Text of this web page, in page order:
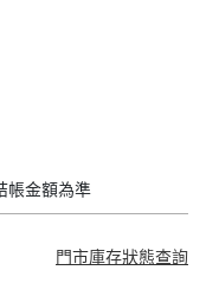
帳金額為準
門市庫存狀態查詢